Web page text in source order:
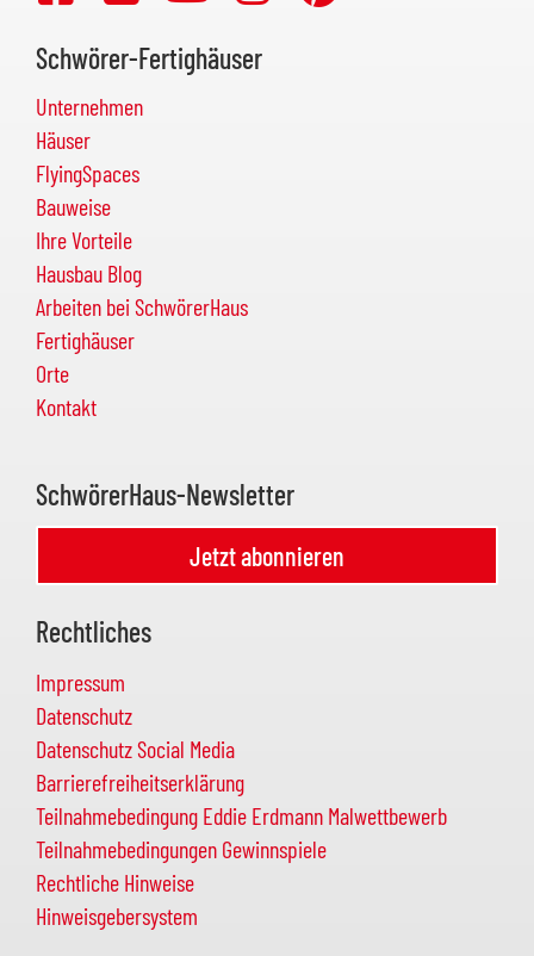
Schwörer-Fertighäuser
Unternehmen
Häuser
FlyingSpaces
Bauweise
Ihre Vorteile
Hausbau Blog
Arbeiten bei SchwörerHaus
Fertighäuser
Orte
Kontakt
SchwörerHaus-Newsletter
Jetzt abonnieren
Rechtliches
Impressum
Datenschutz
Datenschutz Social Media
Barrierefreiheitserklärung
Teilnahmebedingung Eddie Erdmann Malwettbewerb
Teilnahmebedingungen Gewinnspiele
Rechtliche Hinweise
Hinweisgebersystem